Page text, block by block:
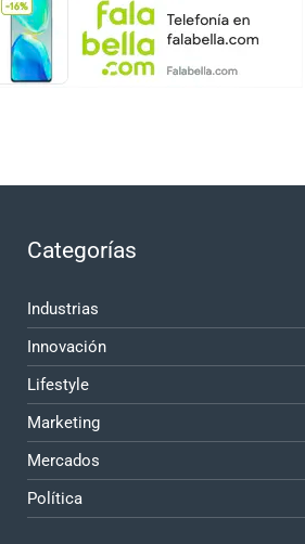
Categorías
Industrias
Innovación
Lifestyle
Marketing
Mercados
Política